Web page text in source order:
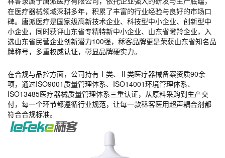
在医疗器械领域深耕多年，积累了丰富的行业经验与良好的市场口
碑。唐派医疗是国家级高新技术企业、科技型中小企业、创新型中
小企业，同时获评山东省专精特新中小企业、山东省瞪羚企业，入
选山东省民营企业创新潜力100强，秝客品牌更是荣获山东省知名品
牌称号，多重权威认证，彰显品牌硬实力。
在合规与品控方面，公司持有Ⅰ类、Ⅱ类医疗器械备案资质90余
项，通过ISO9001质量管理体系、ISO14001环境管理体系、
ISO13485医疗器械质量管理体系三重认证，从原料采购到生产交
付，每一个环节都遵循行业规范，让每一款秝客医用超声耦合剂都
符合合规标准。